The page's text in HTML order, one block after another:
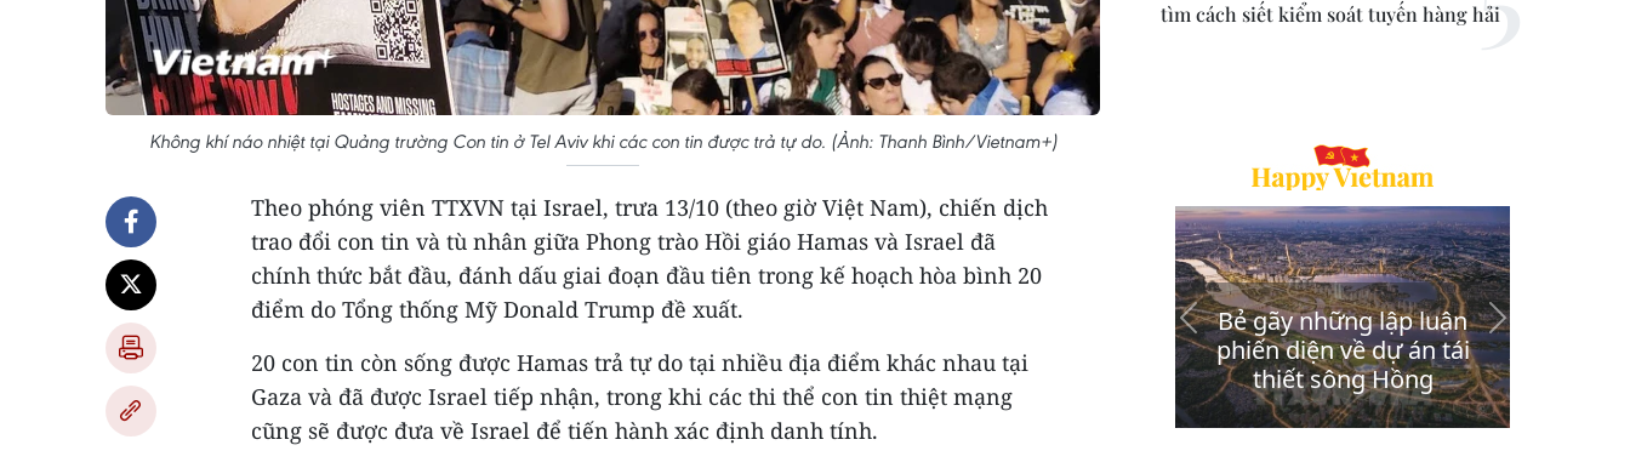
Không khí náo nhiệt tại Quảng trường Con tin ở Tel Aviv khi các con tin được trả tự do. (Ảnh: Thanh Bình/Vietnam+)
Theo phóng viên TTXVN tại Israel, trưa 13/10 (theo giờ Việt Nam), chiến dịch
trao đổi con tin và tù nhân giữa Phong trào Hồi giáo Hamas và Israel đã
chính thức bắt đầu, đánh dấu giai đoạn đầu tiên trong kế hoạch hòa bình 20
điểm do Tổng thống Mỹ Donald Trump đề xuất.
20 con tin còn sống được Hamas trả tự do tại nhiều địa điểm khác nhau tại
Gaza và đã được Israel tiếp nhận, trong khi các thi thể con tin thiệt mạng
cũng sẽ được đưa về Israel để tiến hành xác định danh tính.
tìm cách siết kiểm soát tuyến hàng hải